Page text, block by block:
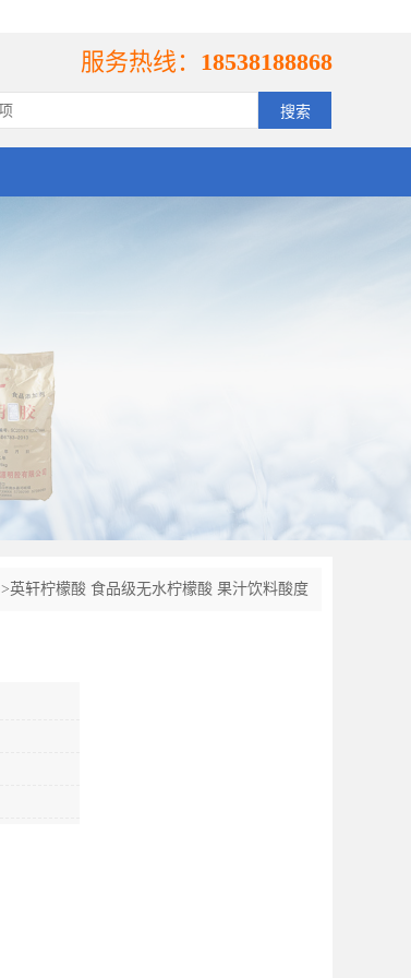
服务热线： 18538188868
>英轩柠檬酸 食品级无水柠檬酸 果汁饮料酸度